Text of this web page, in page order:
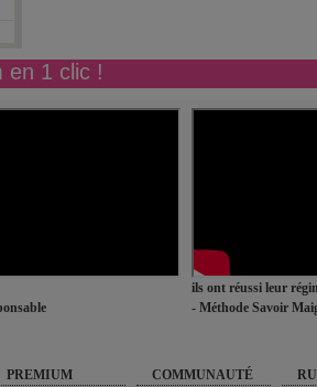
en 1 clic !
ils ont réussi leur
- Méthode Savoir
PREMIUM COMMUNAUTÉ